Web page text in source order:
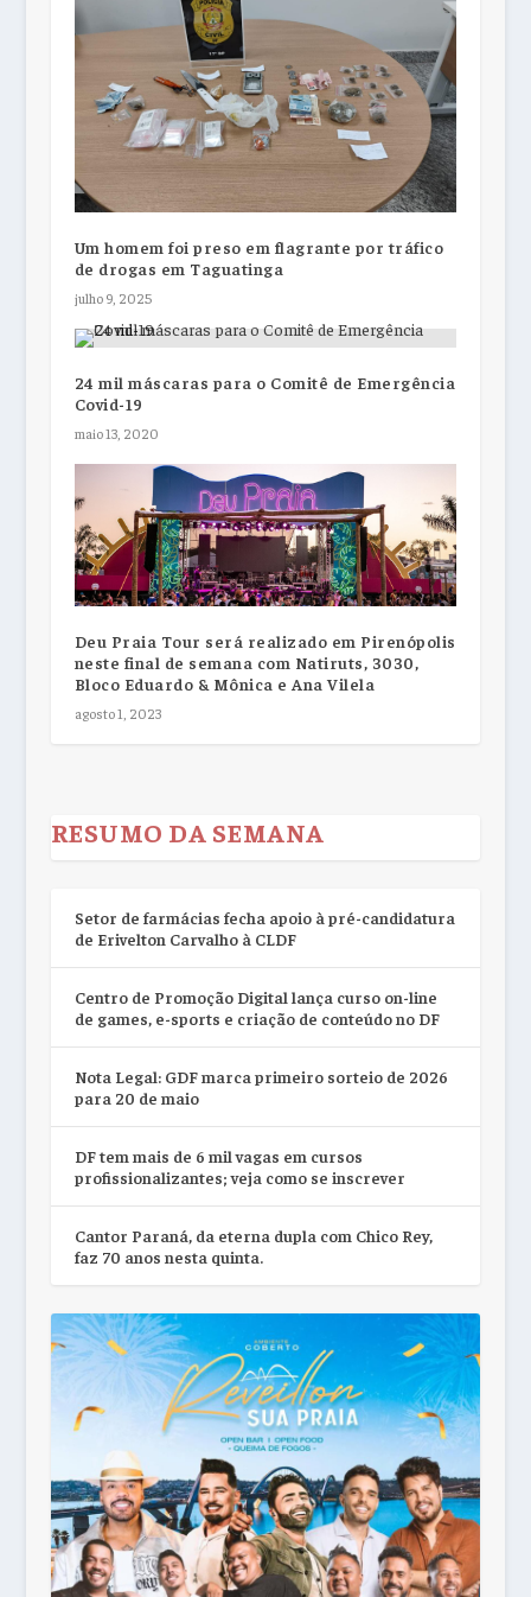
Um homem foi preso em flagrante por tráfico
de drogas em Taguatinga
julho 9, 2025
24 mil máscaras para o Comitê de Emergência
Covid-19
maio 13, 2020
Deu Praia Tour será realizado em Pirenópolis
neste final de semana com Natiruts, 3030,
Bloco Eduardo & Mônica e Ana Vilela
agosto 1, 2023
RESUMO DA SEMANA
Setor de farmácias fecha apoio à pré-candidatura
de Erivelton Carvalho à CLDF
Centro de Promoção Digital lança curso on-line
de games, e-sports e criação de conteúdo no DF
Nota Legal: GDF marca primeiro sorteio de 2026
para 20 de maio
DF tem mais de 6 mil vagas em cursos
profissionalizantes; veja como se inscrever
Cantor Paraná, da eterna dupla com Chico Rey,
faz 70 anos nesta quinta.